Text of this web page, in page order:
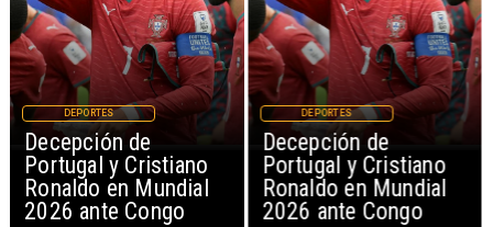
Decepción de
Portugal y Cristiano
Ronaldo en Mundial
2026 ante Congo
DEPORTES
Decepción de
Portugal y Cristiano
Ronaldo en Mundial
2026 ante Congo
DEPORTES